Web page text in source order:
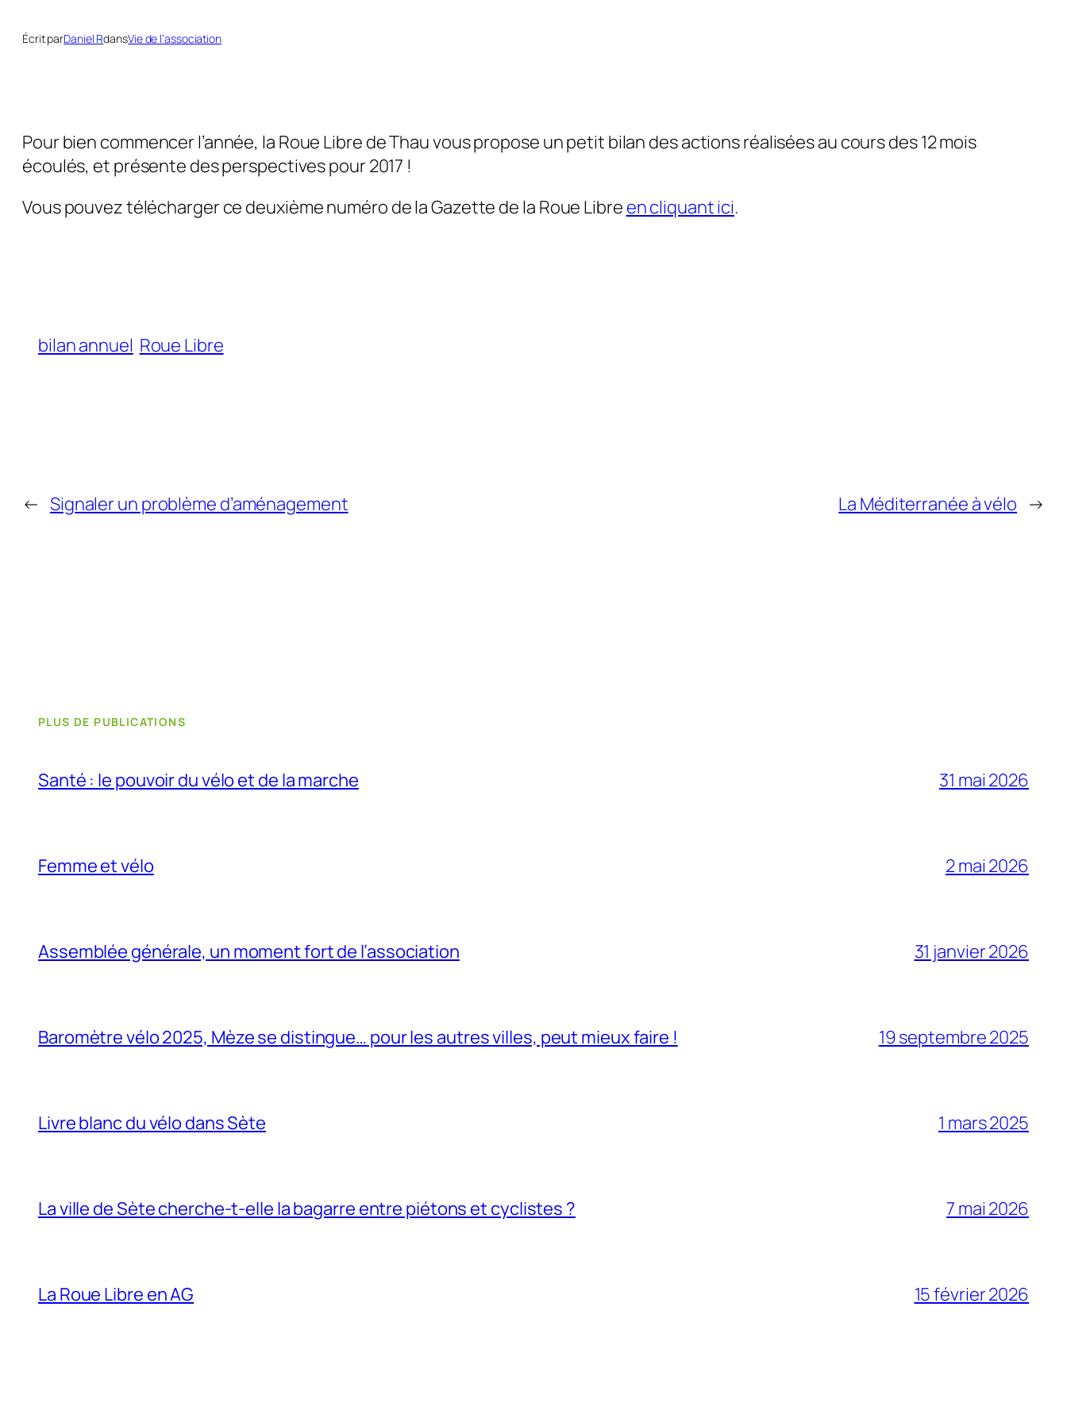
Écrit parDaniel RdansVie de l’association
Pour bien commencer l’année, la Roue Libre de Thau vous propose un petit bilan des actions réalisées au cours des 12 mois
écoulés, et présente des perspectives pour 2017 !
Vous pouvez télécharger ce deuxième numéro de la Gazette de la Roue Libre en cliquant ici.
bilan annuel Roue Libre
← Signaler un problème d’aménagement La Méditerranée à vélo →
PLUS DE PUBLICATIONS
Santé : le pouvoir du vélo et de la marche 31 mai 2026
Femme et vélo 2 mai 2026
Assemblée générale, un moment fort de l’association 31 janvier 2026
Baromètre vélo 2025, Mèze se distingue… pour les autres villes, peut mieux faire ! 19 septembre 2025
Livre blanc du vélo dans Sète 1 mars 2025
La ville de Sète cherche-t-elle la bagarre entre piétons et cyclistes ? 7 mai 2026
La Roue Libre en AG 15 février 2026